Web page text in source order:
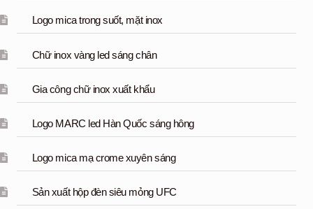
Logo mica trong suốt, mặt inox
Chữ inox vàng led sáng chân
Gia công chữ inox xuất khẩu
Logo MARC led Hàn Quốc sáng hông
Logo mica mạ crome xuyên sáng
Sản xuất hộp đèn siêu mỏng UFC